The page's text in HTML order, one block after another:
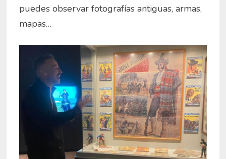
puedes observar fotografías antiguas, armas,
mapas…